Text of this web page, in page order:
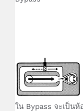
ใน Bypass จะเป็น